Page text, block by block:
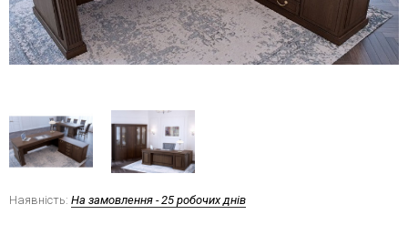
Наявність: На замовлення - 25 робочих днів